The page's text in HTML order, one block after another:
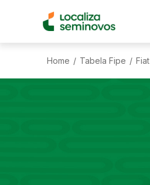
Home / Tabela Fipe / Fiat